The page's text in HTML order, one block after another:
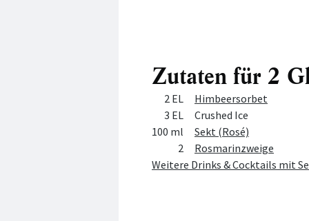
Zutaten für 2
Menge Zutat
2 EL
Himbeersorbet
3 EL
Crushed Ice
100 ml
Sekt (Rosé)
2
Rosmarinzweige
Weitere Drinks & Cocktails mit